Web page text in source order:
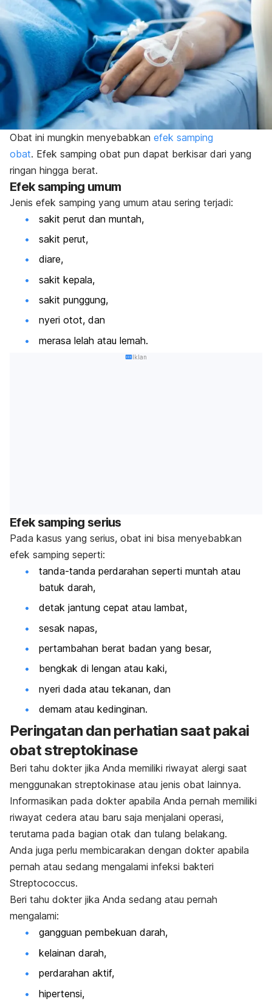
Obat ini mungkin menyebabkan efek samping
obat. Efek samping obat pun dapat berkisar dari yang
ringan hingga berat.
Efek samping umum
Jenis efek samping yang umum atau sering terjadi:
sakit perut dan muntah,
sakit perut,
diare,
sakit kepala,
sakit punggung,
nyeri otot, dan
merasa lelah atau lemah.
Iklan
Efek samping serius
Pada kasus yang serius, obat ini bisa menyebabkan
efek samping seperti:
tanda-tanda perdarahan seperti muntah atau
batuk darah,
detak jantung cepat atau lambat,
sesak napas,
pertambahan berat badan yang besar,
bengkak di lengan atau kaki,
nyeri dada atau tekanan, dan
demam atau kedinginan.
Peringatan dan perhatian saat pakai
obat streptokinase
Beri tahu dokter jika Anda memiliki riwayat alergi saat
menggunakan streptokinase atau jenis obat lainnya.
Informasikan pada dokter apabila Anda pernah memiliki
riwayat cedera atau baru saja menjalani operasi,
terutama pada bagian otak dan tulang belakang.
Anda juga perlu membicarakan dengan dokter apabila
pernah atau sedang mengalami infeksi bakteri
Streptococcus.
Beri tahu dokter jika Anda sedang atau pernah
mengalami:
gangguan pembekuan darah,
kelainan darah,
perdarahan aktif,
hipertensi,